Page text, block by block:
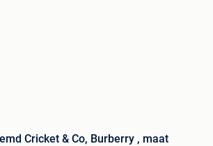
Cricket & Co, Burberry , maat